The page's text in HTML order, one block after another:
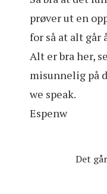
prøver ut en
for så at alt går
Alt er bra her,
misunnelig på
we speak.
Espenw
Det